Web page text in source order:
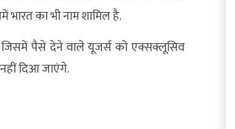
का भी नाम शामिल है.
पैसे देने वाले यूजर्स को एक्सक्लूसिव
दिआ जाएंगे.